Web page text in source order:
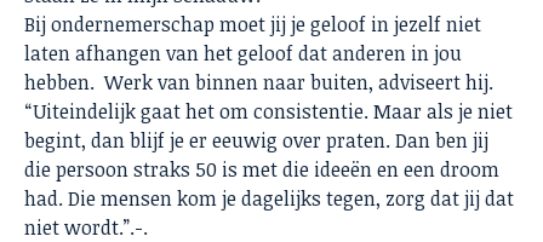
Bij ondernemerschap moet jij je geloof in jezelf niet
laten afhangen van het geloof dat anderen in jou
hebben. Werk van binnen naar buiten, adviseert hij.
“Uiteindelijk gaat het om consistentie. Maar als je niet
begint, dan blijf je er eeuwig over praten. Dan ben jij
die persoon straks 50 is met die ideeën en een droom
had. Die mensen kom je dagelijks tegen, zorg dat jij dat
niet wordt.”.-.